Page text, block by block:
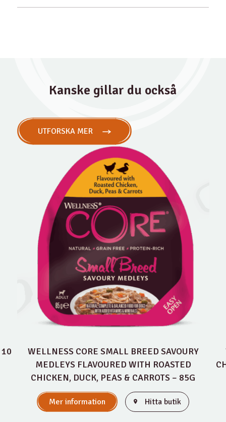
Kanske gillar du också
UTFORSKA MER
10
WELLNESS CORE SMALL BREED SAVOURY
MEDLEYS FLAVOURED WITH ROASTED
CHICKEN, DUCK, PEAS & CARROTS – 85G
Mer information Hitta butik